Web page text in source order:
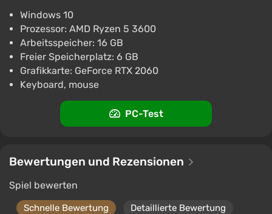
Windows 10
Prozessor: AMD Ryzen 5 3600
Arbeitsspeicher: 16 GB
Freier Speicherplatz: 6 GB
Grafikkarte: GeForce RTX 2060
Keyboard, mouse
PC-Test
Bewertungen und Rezensionen
Spiel bewerten
Schnelle Bewertung Detaillierte Bewertung